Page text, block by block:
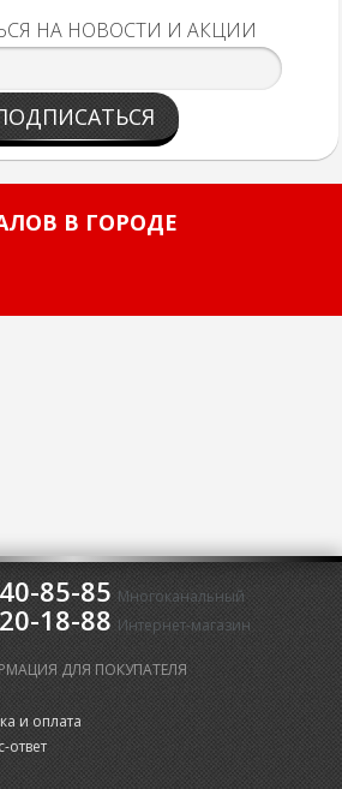
НА НОВОСТИ И АКЦИИ
В ГОРОДЕ
85-85 Многоканальный
18-88 Интернет-магазин
ДЛЯ ПОКУПАТЕЛЯ
и оплата
ответ